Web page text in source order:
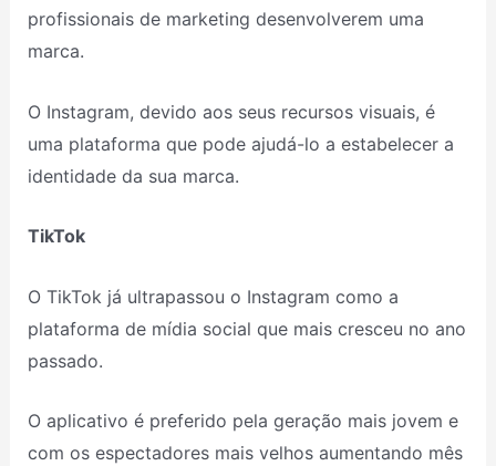
profissionais de marketing desenvolverem uma
marca.
O Instagram, devido aos seus recursos visuais, é
uma plataforma que pode ajudá-lo a estabelecer a
identidade da sua marca.
TikTok
O TikTok já ultrapassou o Instagram como a
plataforma de mídia social que mais cresceu no ano
passado.
O aplicativo é preferido pela geração mais jovem e
com os espectadores mais velhos aumentando mês